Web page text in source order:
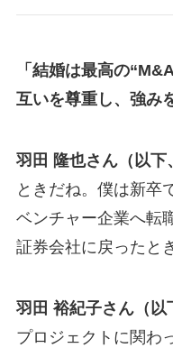
「結婚は最高の
互いを尊重し、強み
羽田 隆也さん（以下
ときだね。僕は新卒
ベンチャー企業へ転
証券会社に戻ったと
羽田 裕紀子さん（以
プロジェクトに関わ